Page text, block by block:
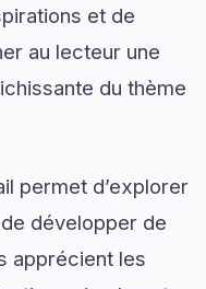
et de
au lecteur une
du thème
permet d’explorer
développer de
apprécient les